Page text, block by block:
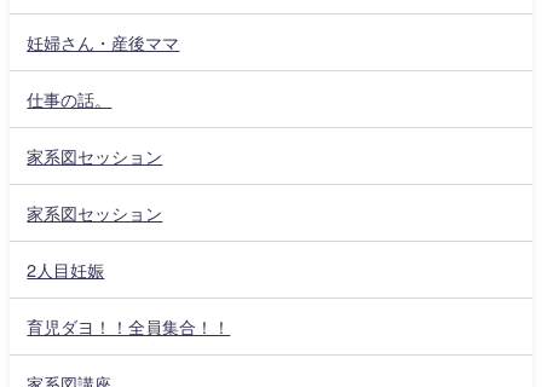
妊婦さん・産後ママ
仕事の話。
家系図セッション
家系図セッション
2人目妊娠
育児ダヨ！！全員集合！！